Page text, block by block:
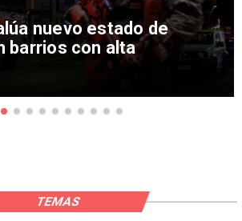
nuevo estado de
barrios con alta
TEMAS